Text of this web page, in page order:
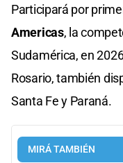
Participará por
Americas, la
Sudamérica, en
Rosario, también
Santa Fe y Paraná.
MIRÁ TAMBIÉN